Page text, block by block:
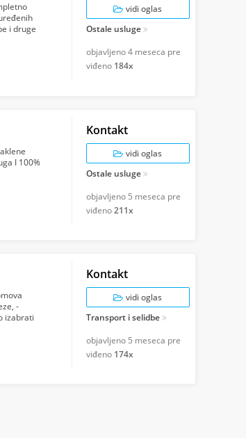
i druge
vidi oglas
Ostale usluge
objavljeno4 meseca pre
viđeno 184x
I 100%
Kontakt
vidi oglas
Ostale usluge
objavljeno 5 meseca pre
viđeno211x
-
izabrati
Kontakt
vidi oglas
Transport i selidbe
objavljeno 5 meseca pre
viđeno 174x